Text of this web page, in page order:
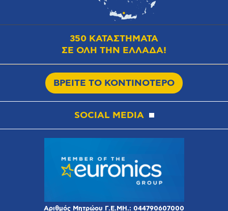
350 ΚΑΤΑΣΤΗΜΑΤΑ
ΣΕ ΟΛΗ ΤΗΝ ΕΛΛΑΔΑ!
ΒΡΕΙΤΕ ΤΟ ΚΟΝΤΙΝΟΤΕΡΟ
SOCIAL MEDIA